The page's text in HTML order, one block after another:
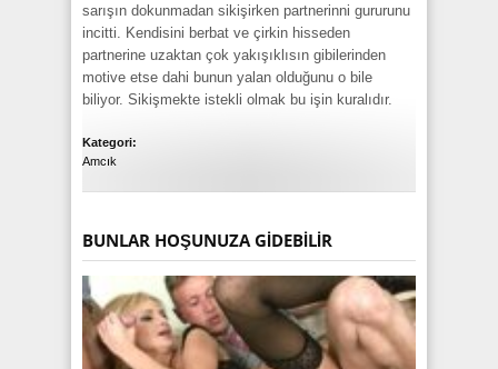
sarışın dokunmadan sikişirken partnerinni gururunu
incitti. Kendisini berbat ve çirkin hisseden
partnerine uzaktan çok yakışıklısın gibilerinden
motive etse dahi bunun yalan olduğunu o bile
biliyor. Sikişmekte istekli olmak bu işin kuralıdır.
Kategori:
Amcık
BUNLAR HOŞUNUZA GIDEBILIR